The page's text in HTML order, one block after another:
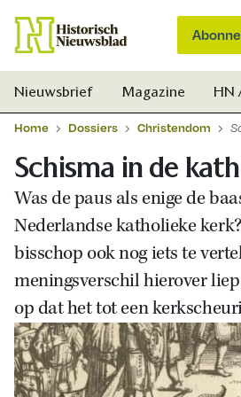
Nieuwsbrief Magazine HN
Home Dossiers Christendom
Schisma in de
Was de paus als enige de
Nederlandse katholieke
bisschop ook nog iets te
meningsverschil hierover
op dat het tot een